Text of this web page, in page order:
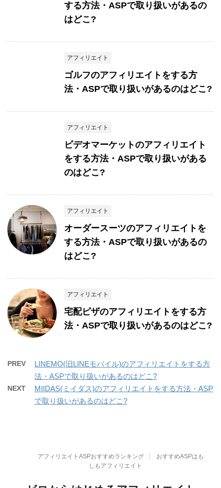
する方法・ASPで取り扱いがあるの
はどこ?
アフィリエイト
ゴルフのアフィリエイトをする方
法・ASPで取り扱いがあるのはどこ?
アフィリエイト
ビデオマーケットのアフィリエイト
をする方法・ASPで取り扱いがある
のはどこ?
アフィリエイト
オーダースーツのアフィリエイトを
する方法・ASPで取り扱いがあるの
はどこ?
アフィリエイト
宅配ピザのアフィリエイトをする方
法・ASPで取り扱いがあるのはどこ?
PREV
LINEMO(旧LINEモバイル)のアフィリエイトをする方
法・ASPで取り扱いがあるのはどこ?
NEXT
MIIDAS(ミイダス)のアフィリエイトをする方法・ASP
で取り扱いがあるのはどこ?
アフィリエイトASPおすすめランキング
おすすめASPはも
しもアフィリエイト